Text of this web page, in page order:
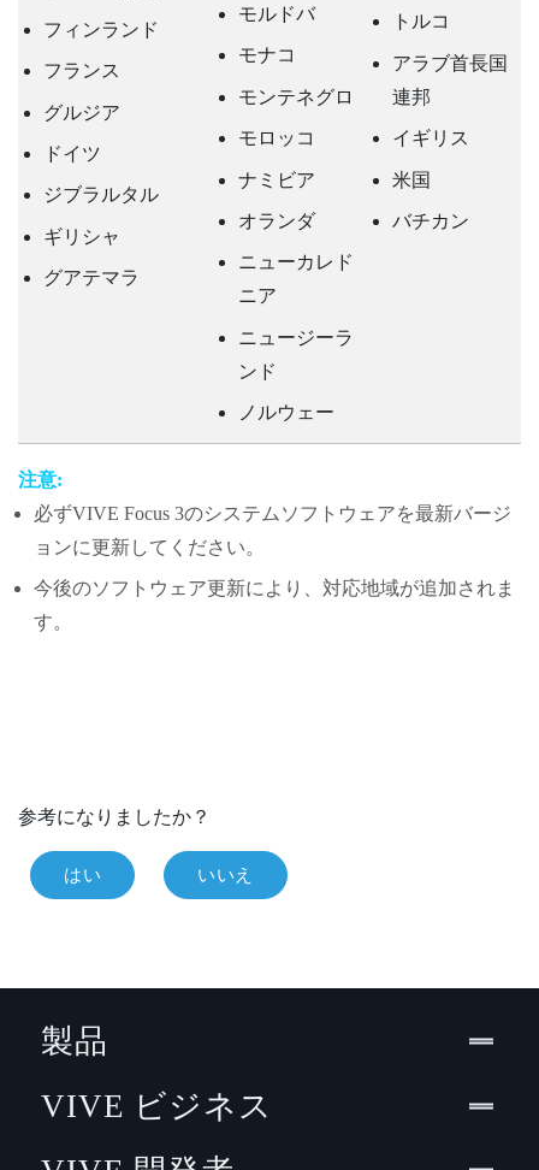
フィンランド
フランス
グルジア
ドイツ
ジブラルタル
ギリシャ
グアテマラ
モルドバ
モナコ
モンテネグロ
モロッコ
ナミビア
オランダ
ニューカレド
ニア
ニュージーラ
ンド
ノルウェー
トルコ
アラブ首長国
連邦
イギリス
米国
バチカン
注意:
必ずVIVE Focus 3のシステムソフトウェアを最新バージ
ョンに更新してください。
今後のソフトウェア更新により、対応地域が追加されま
す。
参考になりましたか？
はい いいえ
製品
VIVE ビジネス